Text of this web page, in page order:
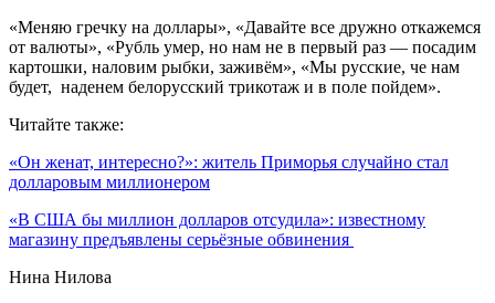
«Меняю гречку на доллары», «Давайте все дружно откажемся
от валюты», «Рубль умер, но нам не в первый раз — посадим
картошки, наловим рыбки, заживём», «Мы русские, че нам
будет, наденем белорусский трикотаж и в поле пойдем».
Читайте также:
«Он женат, интересно?»: житель Приморья случайно стал
долларовым миллионером
«В США бы миллион долларов отсудила»: известному
магазину предъявлены серьёзные обвинения
Нина Нилова